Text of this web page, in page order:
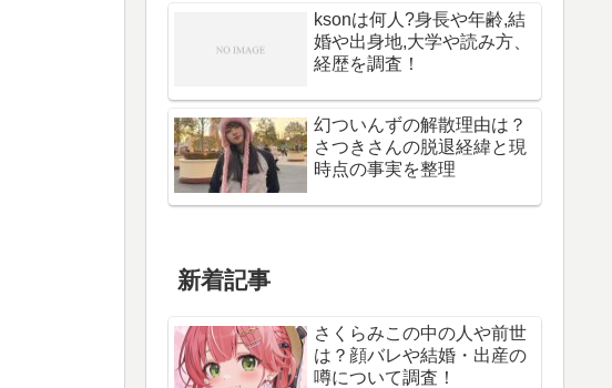
ksonは何人?身長や年齢,結
婚や出身地,大学や読み方、
経歴を調査！
幻ついんずの解散理由は？
さつきさんの脱退経緯と現
時点の事実を整理
新着記事
さくらみこの中の人や前世
は？顔バレや結婚・出産の
噂について調査！